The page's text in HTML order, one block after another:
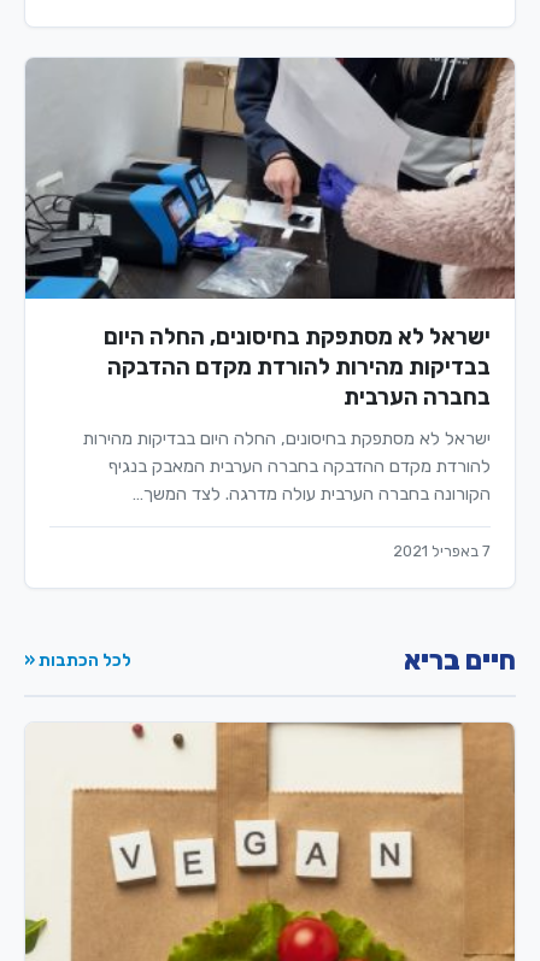
ישראל לא מסתפקת בחיסונים, החלה היום
בבדיקות מהירות להורדת מקדם ההדבקה
בחברה הערבית
ישראל לא מסתפקת בחיסונים, החלה היום בבדיקות מהירות
להורדת מקדם ההדבקה בחברה הערבית המאבק בנגיף
הקורונה בחברה הערבית עולה מדרגה. לצד המשך…
7 באפריל 2021
חיים בריא לכל הכתבות «